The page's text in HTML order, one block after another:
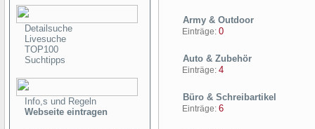
Detailsuche
Livesuche
TOP100
Suchtipps
Info,s und Regeln
Webseite eintragen
Army & Outdoor
Einträge: 0
Auto & Zubehör
Einträge: 4
Büro & Schreibartikel
Einträge: 6